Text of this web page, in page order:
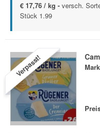
€ 17,76 / kg - versch.
Stück 1.99
Verpasst!